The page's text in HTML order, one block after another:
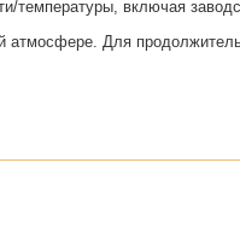
температуры, включая
атмосфере. Для